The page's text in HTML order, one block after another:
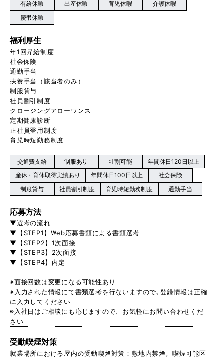
有給休暇 出産休暇 育児休暇
介護休暇
慶弔休暇
福利厚生
年1回昇給制度
社会保険
通勤手当
扶養手当（該当者のみ）
制服貸与
社員割引制度
クロージングアローワンス
定期健康診断
正社員登用制度
育児時短勤務制度
交通費支給 制服あり 社割可能
年間休日120日以上
産休・育休取得実績あり
年間休日100日以上
社会保険
制服貸与
社員割引制度 育児時短勤務制度 通勤手当
応募方法
▼選考の流れ
▼【STEP1】Web応募書類による書類選考
▼【STEP2】1次面接
▼【STEP3】2次面接
▼【STEP4】内定
※面接回数は変更になる可能性あり
※入力された情報にて書類選考を行ないますので､登録情報は正確
に入力してください
※入社日はご相談にも応じますので、お気軽にお問い合わせくだ
さい
受動喫煙対策
就業場所における屋内の受動喫煙対策：敷地内禁煙。喫煙可能区